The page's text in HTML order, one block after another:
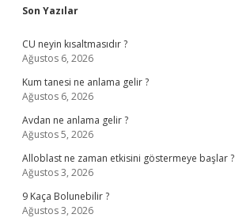
Sidebar
Son Yazılar
CU neyin kısaltmasıdır ?
Ağustos 6, 2026
Kum tanesi ne anlama gelir ?
Ağustos 6, 2026
Avdan ne anlama gelir ?
Ağustos 5, 2026
Alloblast ne zaman etkisini göstermeye başlar ?
Ağustos 3, 2026
9 Kaça Bolunebilir ?
Ağustos 3, 2026